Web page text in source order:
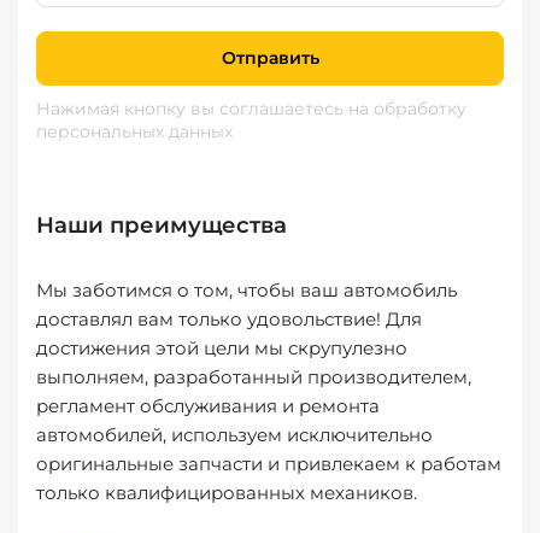
Отправить
Нажимая кнопку вы соглашаетесь на обработку
персональных данных
Наши преимущества
Мы заботимся о том, чтобы ваш автомобиль
доставлял вам только удовольствие! Для
достижения этой цели мы скрупулезно
выполняем, разработанный производителем,
регламент обслуживания и ремонта
автомобилей, используем исключительно
оригинальные запчасти и привлекаем к работам
только квалифицированных механиков.